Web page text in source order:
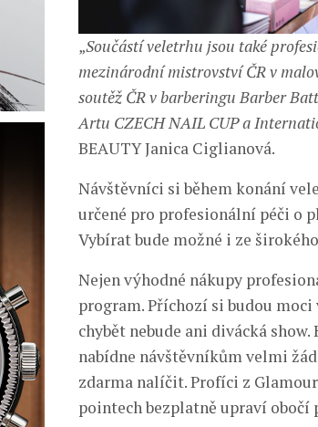
„Součástí veletrhu jsou také
mezinárodní mistrovství ČR v
soutěž ČR v barberingu Barber
Artu CZECH NAIL CUP a
BEAUTY Janica Ciglianová.
Návštěvníci si během konání
určené pro profesionální péči o
Vybírat bude možné i ze
Nejen výhodné nákupy
program. Příchozí si budou moci
chybět nebude ani divácká
nabídne návštěvníkům velmi
zdarma nalíčit. Profíci z Glamour
pointech bezplatně upraví obočí